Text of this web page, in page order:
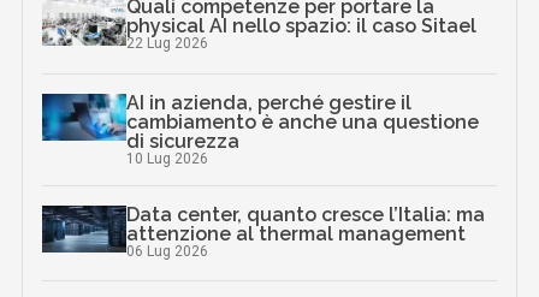
Quali competenze per portare la
physical AI nello spazio: il caso Sitael
22 Lug 2026
AI in azienda, perché gestire il
cambiamento è anche una questione
di sicurezza
10 Lug 2026
Data center, quanto cresce l’Italia: ma
attenzione al thermal management
06 Lug 2026